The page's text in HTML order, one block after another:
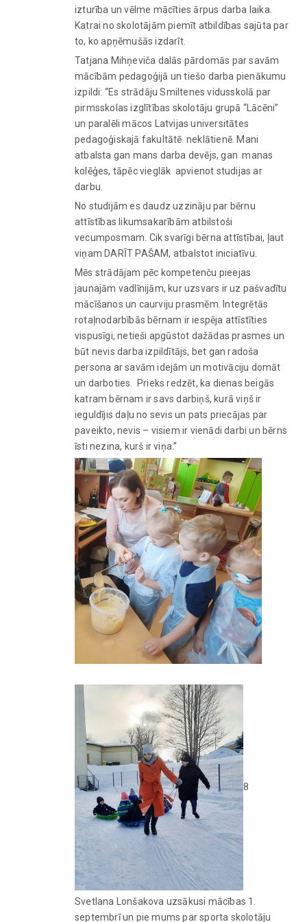
izturība un vēlme mācīties ārpus darba laika.
Katrai no skolotājām piemīt atbildības sajūta par
to, ko apņēmušās izdarīt.
Tatjana Mihņeviča dalās pārdomās par savām
mācībām pedagoģijā un tiešo darba pienākumu
izpildi: “Es strādāju Smiltenes vidusskolā par
pirmsskolas izglītības skolotāju grupā “Lācēni”
un paralēli mācos Latvijas universitātes
pedagoģiskajā fakultātē neklātienē. Mani
atbalsta gan mans darba devējs, gan manas
kolēģes, tāpēc vieglāk apvienot studijas ar
darbu.
No studijām es daudz uzzināju par bērnu
attīstības likumsakarībām atbilstoši
vecumposmam. Cik svarīgi bērna attīstībai, ļaut
viņam DARĪT PAŠAM, atbalstot iniciatīvu.
Mēs strādājam pēc kompetenču pieejas
jaunajām vadlīnijām, kur uzsvars ir uz pašvadītu
mācīšanos un caurviju prasmēm. Integrētās
rotaļnodarbībās bērnam ir iespēja attīstīties
vispusīgi, netieši apgūstot dažādas prasmes un
būt nevis darba izpildītājs, bet gan radoša
persona ar savām idejām un motivāciju domāt
un darboties. Prieks redzēt, ka dienas beigās
katram bērnam ir savs darbiņš, kurā viņš ir
ieguldījis daļu no sevis un pats priecājas par
paveikto, nevis – visiem ir vienādi darbi un bērns
īsti nezina, kurš ir viņa.”
8
Svetlana Lonšakova uzsākusi mācības 1.
septembrī un pie mums par sporta skolotāju